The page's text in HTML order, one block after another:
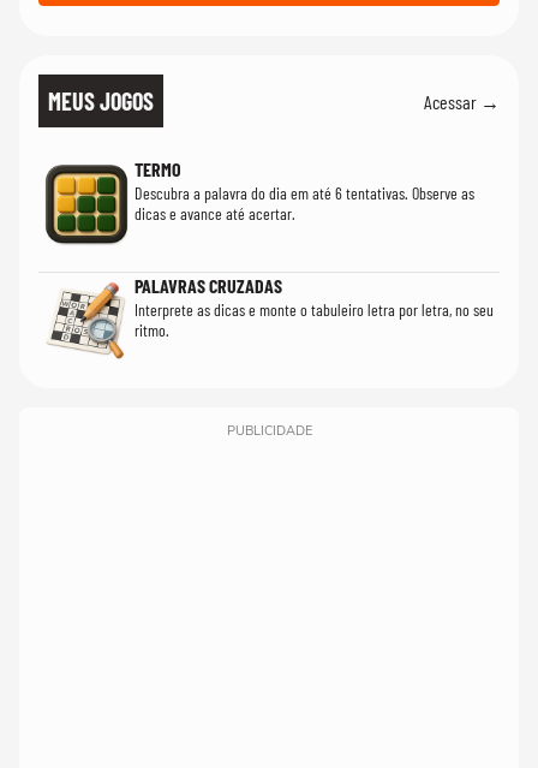
MEUS JOGOS Acessar →
TERMO
Descubra a palavra do dia em até 6 tentativas. Observe as
dicas e avance até acertar.
PALAVRAS CRUZADAS
Interprete as dicas e monte o tabuleiro letra por letra, no seu
ritmo.
PUBLICIDADE